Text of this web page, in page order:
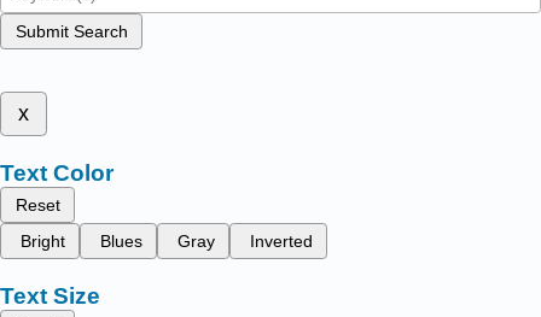
Submit Search
x
Text Color
Reset
Bright
Blues Gray Inverted
Text Size